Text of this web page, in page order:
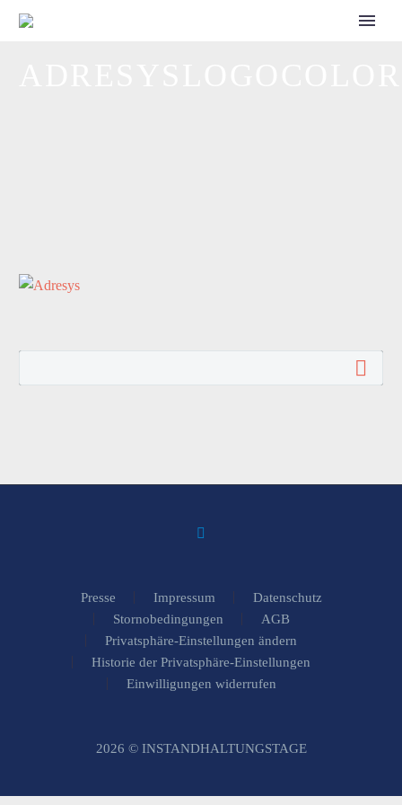
Presse Impressum
Datenschutz
Stornobedingungen
AGB
Privatsphäre-Einstellungen ändern
Historie der Privatsphäre-Einstellungen
Einwilligungen widerrufen
2026 © INSTANDHALTUNGSTAGE